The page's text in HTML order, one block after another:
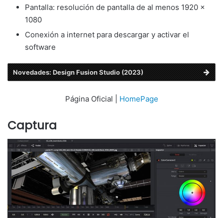
Pantalla: resolución de pantalla de al menos 1920 x
1080
Conexión a internet para descargar y activar el
software
Novedades: Design Fusion Studio (2023)
Página Oficial | HomePage
Captura